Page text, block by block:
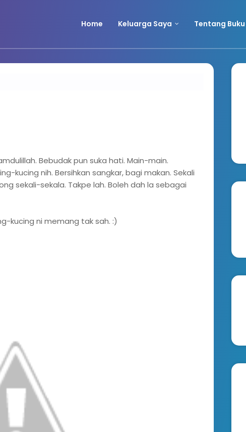
Home Keluarga Saya Tentang Buku
Bebudak pun suka hati. Main-main.
kucing nih. Bersihkan sangkar, bagi makan. Sekali
sekali-sekala. Takpe lah. Boleh dah la sebagai
kucing ni memang tak sah. :)